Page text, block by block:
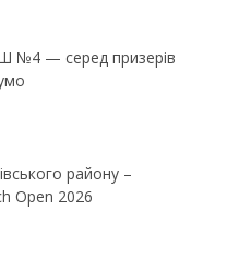
№4 — серед призерів
району –
Open 2026